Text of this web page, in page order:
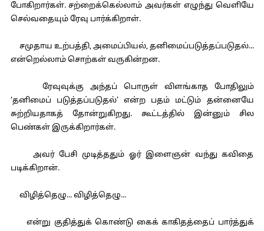
போகிறார்கள். சற்றைக்கெல்லாம் அவர்கள் எழுந்து வெளியே
செல்வதையும் ரேவு பார்க்கிறாள்.
சமுதாய உற்பத்தி, அமைப்பியல், தனிமைப்படுத்தப்படுதல்...
என்றெல்லாம் சொற்கள் வருகின்றன.
ரேவுவுக்கு அந்தப் பொருள் விளங்காத போதிலும்
‘தனிமைப் படுத்தப்படுதல்’ என்ற பதம் மட்டும் தன்னையே
சுற்றியதாகத் தோன்றுகிறது. கூட்டத்தில் இன்னும் சில
பெண்கள் இருக்கிறார்கள்.
அவர் பேசி முடித்ததும் ஓர் இளைஞன் வந்து கவிதை
படிக்கிறான்.
விழித்தெழு... விழித்தெழு...
என்று குதித்துக் கொண்டு கைக் காகிதத்தைப் பார்த்துக்